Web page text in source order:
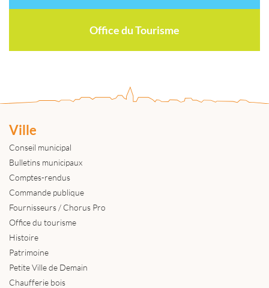
Office du Tourisme
Ville
Conseil municipal
Bulletins municipaux
Comptes-rendus
Commande publique
Fournisseurs / Chorus Pro
Office du tourisme
Histoire
Patrimoine
Petite Ville de Demain
Chaufferie bois